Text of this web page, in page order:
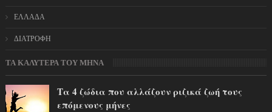
ΕΛΛΑΔΑ
ΔΙΑΤΡΟΦΗ
ΤΑ ΚΑΛΥΤΕΡΑ ΤΟΥ ΜΗΝΑ
Τα 4 ζώδια που αλλάζουν ριζικά ζωή τους
επόμενους μήνες